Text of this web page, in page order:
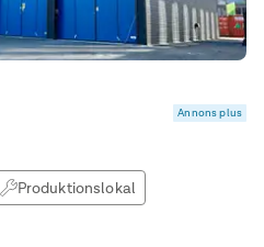
Annons plus
Produktionslokal